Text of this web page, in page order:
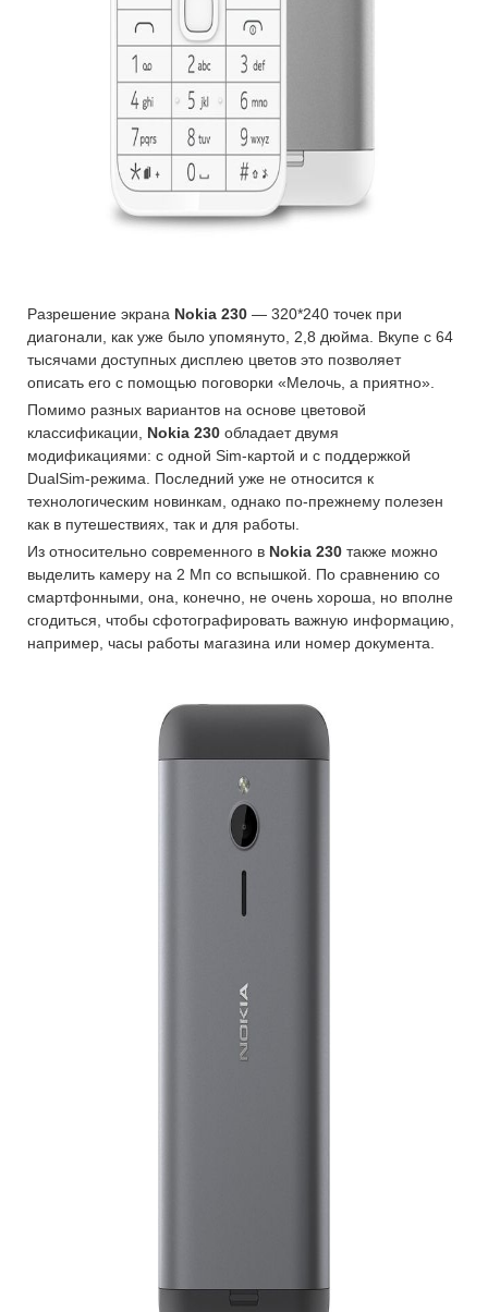
Разрешение экрана Nokia 230 — 320*240 точек при
диагонали, как уже было упомянуто, 2,8 дюйма. Вкупе с 64
тысячами доступных дисплею цветов это позволяет
описать его с помощью поговорки «Мелочь, а приятно».
Помимо разных вариантов на основе цветовой
классификации, Nokia 230 обладает двумя
модификациями: с одной Sim-картой и с поддержкой
DualSim-режима. Последний уже не относится к
технологическим новинкам, однако по-прежнему полезен
как в путешествиях, так и для работы.
Из относительно современного в Nokia 230 также можно
выделить камеру на 2 Мп со вспышкой. По сравнению со
смартфонными, она, конечно, не очень хороша, но вполне
сгодиться, чтобы сфотографировать важную информацию,
например, часы работы магазина или номер документа.